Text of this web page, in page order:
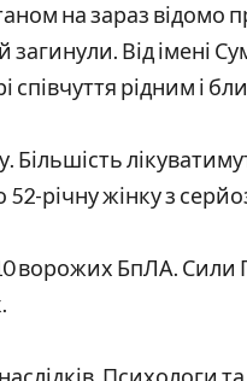
на зараз відомо
Від імені
рідним і
52-річну жінку з
ворожих БпЛА.